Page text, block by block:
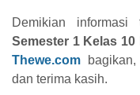
Demikian informasi
Semester 1 Kelas 10
Thewe.com
dan terima kasih.